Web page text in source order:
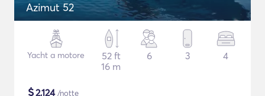
Azimut 52
Yacht a motore
52 ft
16 m
6 3 4
$2,124/notte